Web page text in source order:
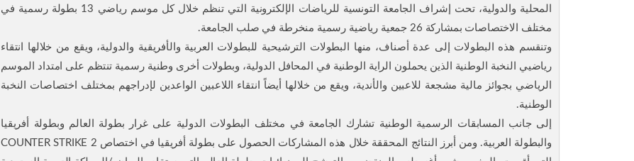
المحلية والدولية، تحت إشراف الجامعة التونسية للرياضات الإلكترونية التي تنظم خلال كل موسم رياضي 13 بطولة رسمية في
مختلف الاختصاصات بمشاركة 26 جمعية رياضية رسمية منخرطة في صلب الجامعة.
وتنقسم هذه البطولات إلى عدة أصناف، منها البطولات الترشيحية للبطولات العربية والأفريقية والدولية، ويقع من خلالها انتقاء
رياضيي النخبة الوطنية الذين يحملون الراية الوطنية في المحافل الدولية، وبطولات أخرى وطنية رسمية تنتظم على امتداد الموسم
الرياضي بجوائز مالية مشجعة للاعبين والأندية، ويقع من خلالها أيضاً انتقاء اللاعبين الواعدين لإدراجهم بمختلف اختصاصات النخبة
الوطنية.
إلى جانب المسابقات الرسمية الوطنية تشارك الجامعة في مختلف البطولات الدولية على غرار بطولة العالم وبطولة أفريقيا
والبطولة العربية. ومن أبرز النتائج المحققة خلال هذه المشاركات الحصول على بطولة أفريقيا في اختصاص COUNTER STRIKE 2